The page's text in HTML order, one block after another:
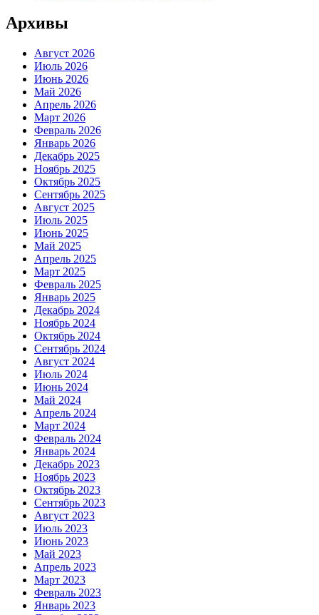
Архивы
Август 2026
Июль 2026
Июнь 2026
Май 2026
Апрель 2026
Март 2026
Февраль 2026
Январь 2026
Декабрь 2025
Ноябрь 2025
Октябрь 2025
Сентябрь 2025
Август 2025
Июль 2025
Июнь 2025
Май 2025
Апрель 2025
Март 2025
Февраль 2025
Январь 2025
Декабрь 2024
Ноябрь 2024
Октябрь 2024
Сентябрь 2024
Август 2024
Июль 2024
Июнь 2024
Май 2024
Апрель 2024
Март 2024
Февраль 2024
Январь 2024
Декабрь 2023
Ноябрь 2023
Октябрь 2023
Сентябрь 2023
Август 2023
Июль 2023
Июнь 2023
Май 2023
Апрель 2023
Март 2023
Февраль 2023
Январь 2023